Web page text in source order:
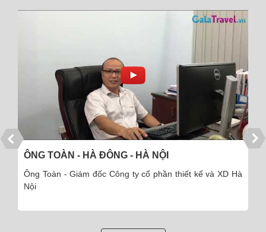
ÔNG TOÀN - HÀ ĐÔNG - HÀ NỘI
Ông Toàn - Giám đốc Công ty cổ phần thiết kế và XD Hà
Nội